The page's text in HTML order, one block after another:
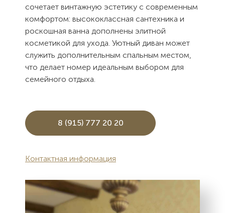
сочетает винтажную эстетику с современным
комфортом: высококлассная сантехника и
роскошная ванна дополнены элитной
косметикой для ухода. Уютный диван может
служить дополнительным спальным местом,
что делает номер идеальным выбором для
семейного отдыха.
8 (915) 777 20 20
Контактная информация